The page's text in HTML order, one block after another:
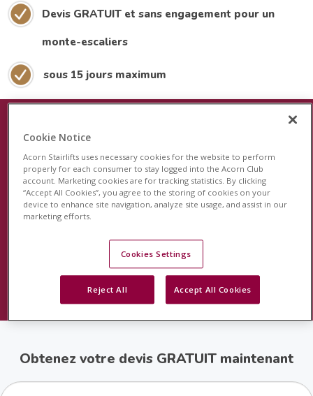
Devis GRATUIT et sans engagement pour un
monte-escaliers
sous 15 jours maximum
Le plus récent dispositif de sécurité
pour les monte-escaliers
Acorn est fier de lancer le système de surveillance
révolutionnaire StairSafe pour votre monte-escalier
Acorn. Cette fonction unique en son genre surveillera
l'activité de votre monte-escalier et vous permettra, à
vous et à votre famille, d'avoir l'esprit tranquille.
En savoir plus
Obtenez votre devis GRATUIT maintenant
Cookie Notice
Acorn Stairlifts uses necessary cookies for the website to perform
properly for each consumer to stay logged into the Acorn Club
account. Marketing cookies are for tracking statistics. By clicking
“Accept All Cookies”, you agree to the storing of cookies on your
device to enhance site navigation, analyze site usage, and assist in our
marketing efforts.
Cookies Settings
Reject All Accept All Cookies